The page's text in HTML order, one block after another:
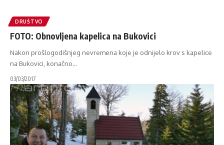
DRUŠTVO
FOTO: Obnovljena kapelica na Bukovici
Nakon prošlogodišnjeg nevremena koje je odnijelo krov s kapelice
na Bukovici, konačno…
03/03/2017